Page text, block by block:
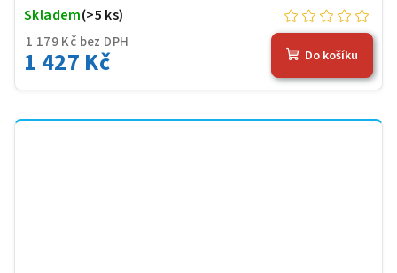
1 179 Kč bez DPH
1 427 Kč
Skladem(>5 ks)
Do košíku